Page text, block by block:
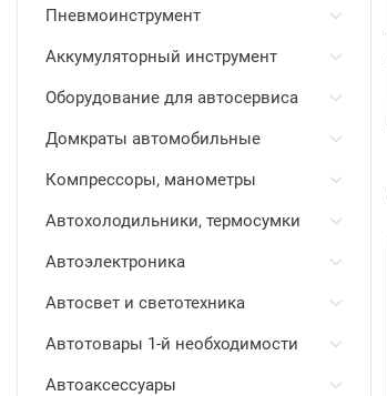
Пневмоинструмент
Аккумуляторный инструмент
Оборудование для автосервиса
Домкраты автомобильные
Компрессоры, манометры
Автохолодильники, термосумки
Автоэлектроника
Автосвет и светотехника
Автотовары 1-й необходимости
Автоаксессуары